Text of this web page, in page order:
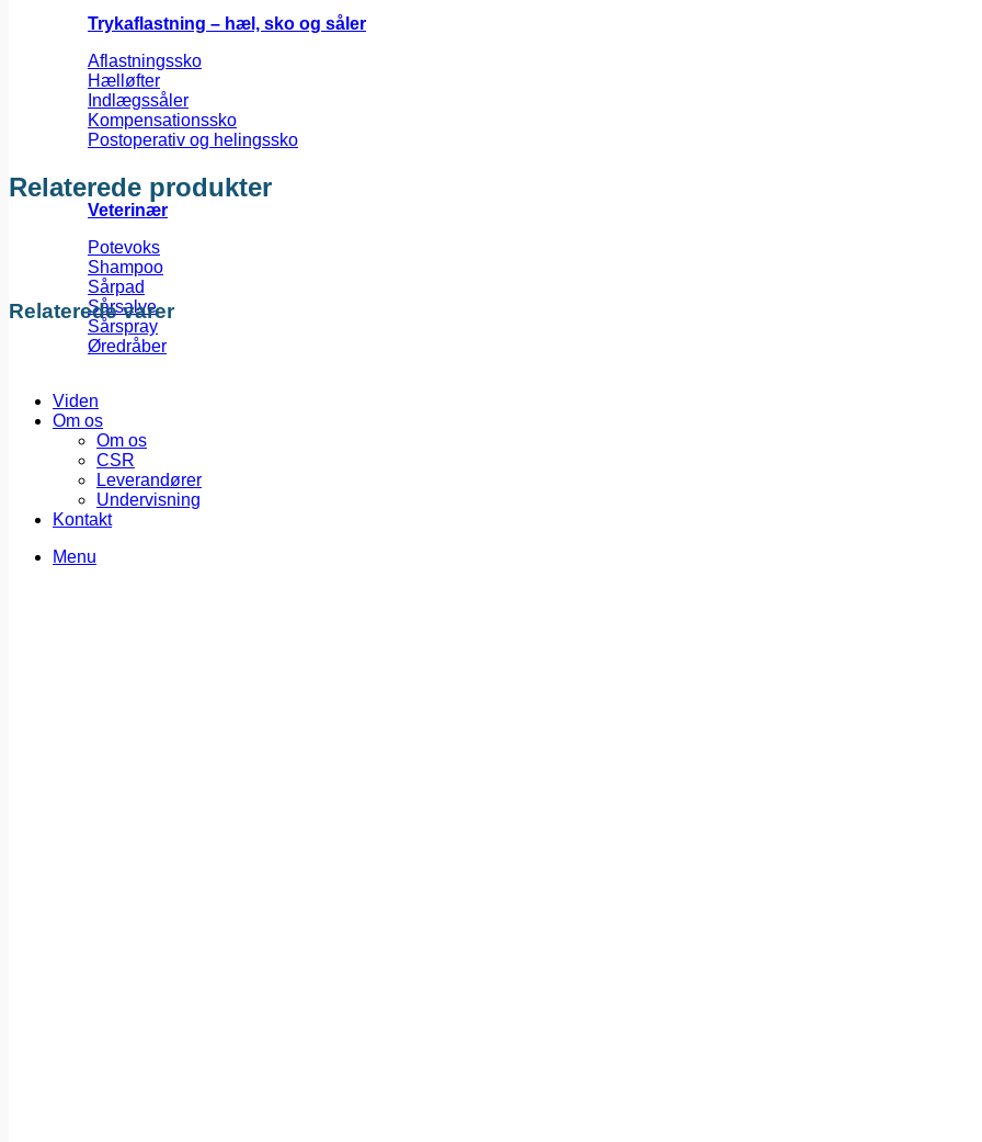
Trykaflastning – hæl, sko og såler
Aflastningssko
Hælløfter
Indlægssåler
Kompensationssko
Postoperativ og helingssko
Veterinær
Potevoks
Shampoo
Sårpad
Sårsalve
Sårspray
Øredråber
Viden
Om os
Om os
CSR
Leverandører
Undervisning
Kontakt
Menu
Relaterede produkter
Relaterede varer